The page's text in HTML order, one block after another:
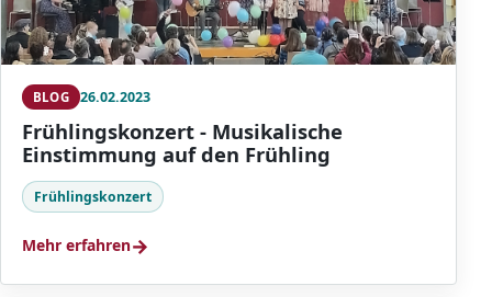
BLOG 26.02.2023
Frühlingskonzert - Musikalische
Einstimmung auf den Frühling
Frühlingskonzert
Mehr erfahren→